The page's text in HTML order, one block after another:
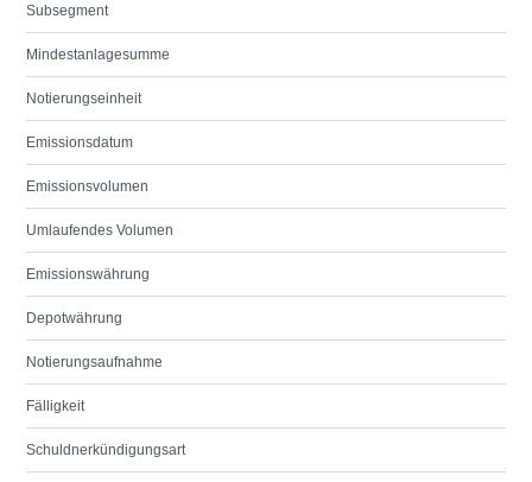
Subsegment
Mindestanlagesumme
Notierungseinheit
Emissionsdatum
Emissionsvolumen
Umlaufendes Volumen
Emissionswährung
Depotwährung
Notierungsaufnahme
Fälligkeit
Schuldnerkündigungsart